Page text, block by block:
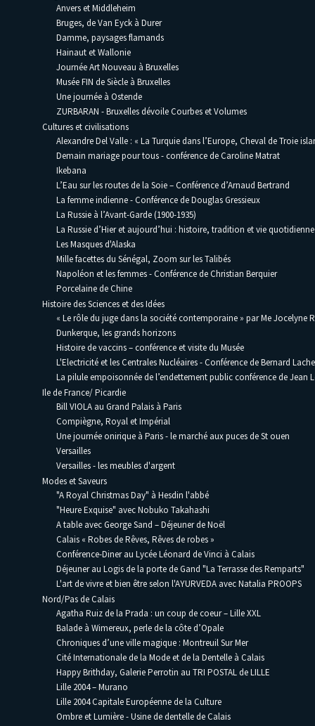
Anvers et Middleheim
Bruges, de Van Eyck à Durer
Damme, paysages flamands
Hainaut et Wallonie
Journée Art Nouveau à Bruxelles
Musée FIN de Siècle à Bruxelles
Une journée à Ostende
ZURBARAN - Bruxelles dévoile Courbes et Volumes
Cultures et civilisations
Alexandre Del Valle : « La Turquie dans l’Europe, Cheval de Troie
Demain mariage pour tous - conférence de Caroline Matrat
Ikebana
L’Eau sur les routes de la Soie – Conférence d’Arnaud Bertrand
La femme indienne - Conférence de Douglas Gressieux
La Russie à l’Avant-Garde (1900-1935)
La Russie d’Hier et aujourd’hui : histoire, tradition et vie quotidienne
Les Masques d'Alaska
Mille facettes du Sénégal, Zoom sur les Talibés
Napoléon et les femmes - Conférence de Christian Berquier
Porcelaine de Chine
Histoire des Sciences et des Idées
« Le rôle du juge dans la société contemporaine » par Me Jocelyne
Dunkerque, les grands horizons
Histoire de vaccins – conférence et visite du Musée
L'Electricité et les Centrales Nucléaires - Conférence de Bernard
La pilule empoisonnée de l’endettement public conférence de Jean
Ile de France/ Picardie
Bill VIOLA au Grand Palais à Paris
Compiègne, Royal et Impérial
Une journée onirique à Paris - le marché aux puces de St ouen
Versailles
Versailles - les meubles d'argent
Modes et Saveurs
"A Royal Christmas Day" à Hesdin l'abbé
"Heure Exquise" avec Nobuko Takahashi
A table avec George Sand – Déjeuner de Noël
Calais « Robes de Rêves, Rêves de robes »
Conférence-Diner au Lycée Léonard de Vinci à Calais
Déjeuner au Logis de la porte de Gand "La Terrasse des Remparts"
L'art de vivre et bien être selon l'AYURVEDA avec Natalia PROOPS
Nord/Pas de Calais
Agatha Ruiz de la Prada : un coup de coeur – Lille XXL
Balade à Wimereux, perle de la côte d’Opale
Chroniques d’une ville magique : Montreuil Sur Mer
Cité Internationale de la Mode et de la Dentelle à Calais
Happy Brithday, Galerie Perrotin au TRI POSTAL de LILLE
Lille 2004 – Murano
Lille 2004 Capitale Européenne de la Culture
Ombre et Lumière - Usine de dentelle de Calais